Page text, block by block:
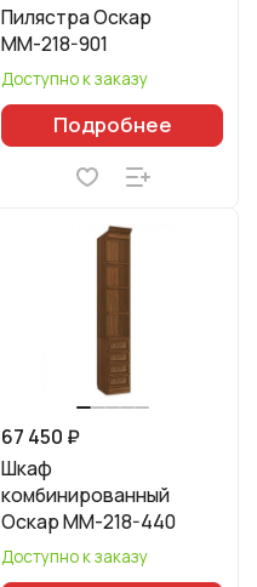
Пилястра Оскар
ММ-218-901
Доступно к заказу
Подробнее
67 450 ₽
Шкаф
комбинированный
Оскар ММ-218-440
Доступно к заказу